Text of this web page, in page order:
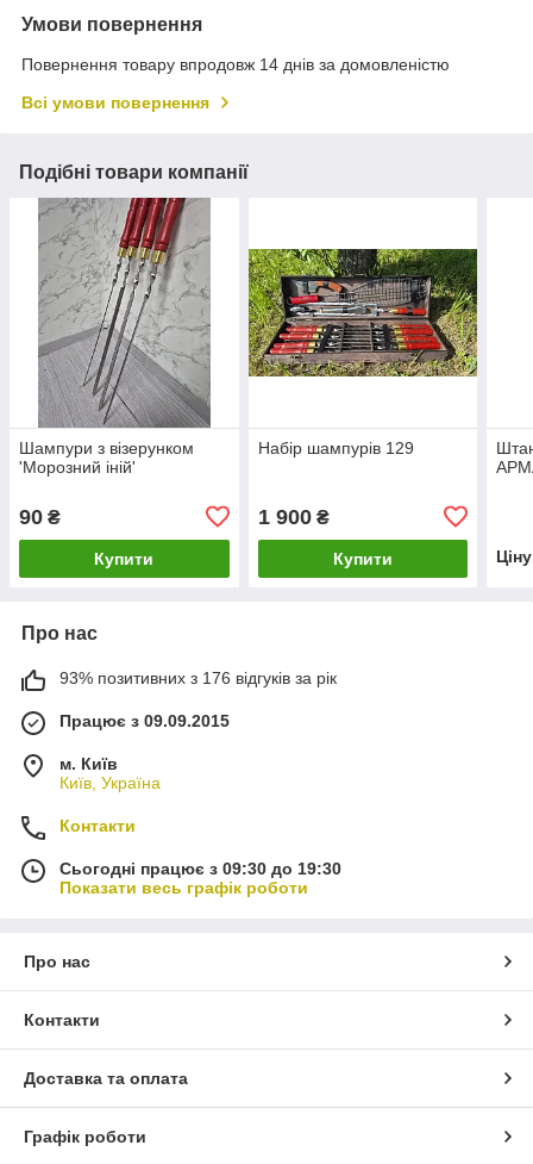
Умови повернення
Повернення товару впродовж 14 днів за домовленістю
Всі умови повернення
Подібні товари компанії
Шампури з візерунком
'Морозний іній'
90 ₴
Купити
Набір шампурів 129
1 900₴
Купити
Про нас
93% позитивних з 176 відгуків за рік
Працює з 09.09.2015
м. Київ
Київ, Україна
Контакти
Сьогодні працює з 09:30 до 19:30
Показати весь графік роботи
Про нас
Контакти
Доставка та оплата
Графік роботи